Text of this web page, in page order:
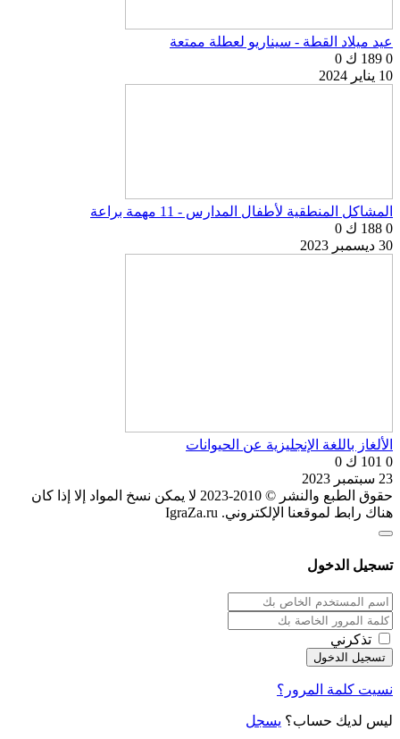
عيد ميلاد القطة - سيناريو لعطلة ممتعة
0 189 ك
0
10 يناير 2024
المشاكل المنطقية لأطفال المدارس - 11 مهمة براعة
0 188 ك
0
30 ديسمبر 2023
الألغاز باللغة الإنجليزية عن الحيوانات
0 101 ك
0
23 سبتمبر 2023
حقوق الطبع والنشر © 2010-2023 لا يمكن نسخ المواد إلا إذا كان
هناك رابط لموقعنا الإلكتروني. IgraZa.ru
تسجيل الدخول
تذكرني
نسيت كلمة المرور؟
ليس لديك حساب؟ يسجل